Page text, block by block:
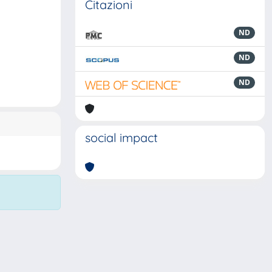
Citazioni
ND
ND
ND
social impact